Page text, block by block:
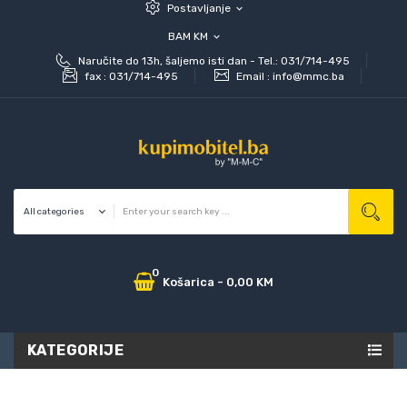
Postavljanje expand_more
BAM KM expand_more
Naručite do 13h, šaljemo isti dan - Tel.: 031/714-495
fax : 031/714-495 Email : info@mmc.ba
Košarica
0
- 0,00 KM
KATEGORIJE